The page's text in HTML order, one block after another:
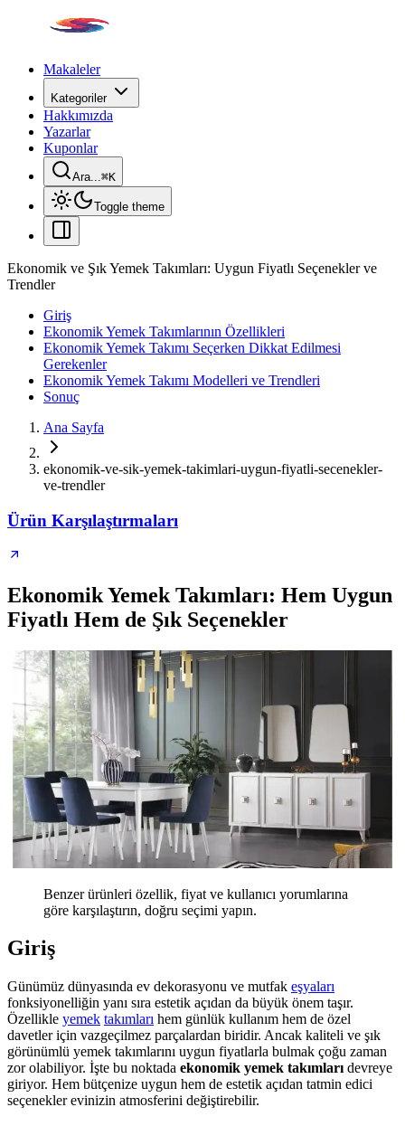
Makaleler
Kategoriler
Hakkımızda
Yazarlar
Kuponlar
Ara...⌘K
Toggle theme
Ekonomik ve Şık Yemek Takımları: Uygun Fiyatlı Seçenekler ve
Trendler
Giriş
Ekonomik Yemek Takımlarının Özellikleri
Ekonomik Yemek Takımı Seçerken Dikkat Edilmesi
Gerekenler
Ekonomik Yemek Takımı Modelleri ve Trendleri
Sonuç
Ana Sayfa
ekonomik-ve-sik-yemek-takimlari-uygun-fiyatli-secenekler-
ve-trendler
Ürün Karşılaştırmaları
Ekonomik Yemek Takımları: Hem Uygun
Fiyatlı Hem de Şık Seçenekler
Benzer ürünleri özellik, fiyat ve kullanıcı yorumlarına
göre karşılaştırın, doğru seçimi yapın.
Giriş
Günümüz dünyasında ev dekorasyonu ve mutfak eşyaları
fonksiyonelliğin yanı sıra estetik açıdan da büyük önem taşır.
Özellikle yemek takımları hem günlük kullanım hem de özel
davetler için vazgeçilmez parçalardan biridir. Ancak kaliteli ve şık
görünümlü yemek takımlarını uygun fiyatlarla bulmak çoğu zaman
zor olabiliyor. İşte bu noktada ekonomik yemek takımları devreye
giriyor. Hem bütçenize uygun hem de estetik açıdan tatmin edici
seçenekler evinizin atmosferini değiştirebilir.